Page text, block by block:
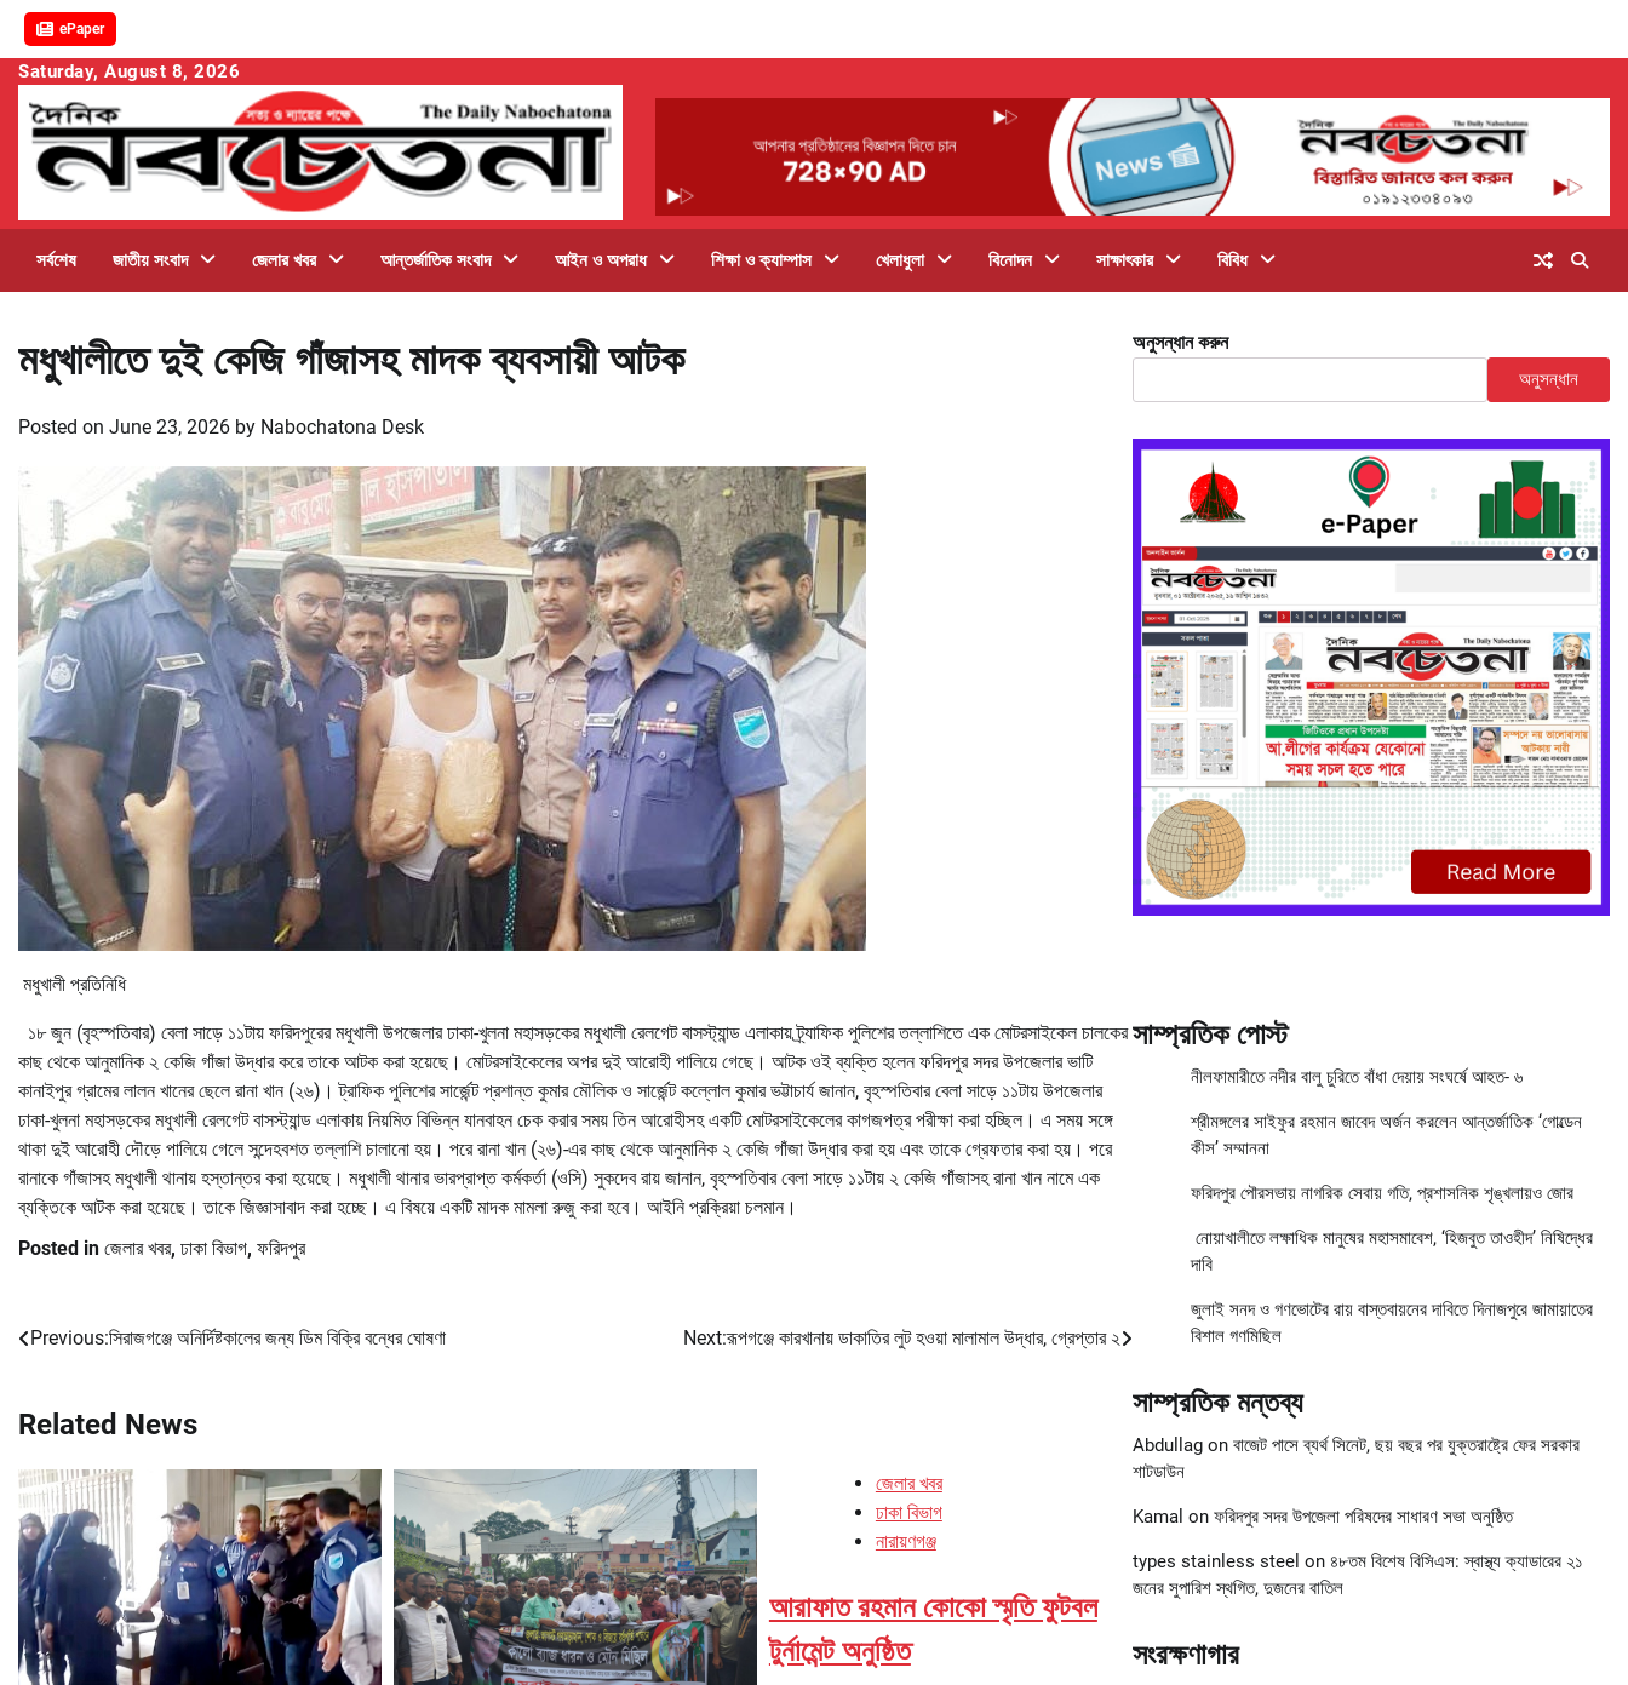
ePaper
Skip
content
Saturday, August 8, 2026
সর্বশেষ জাতীয় সংবাদ জেলার খবর আন্তর্জাতিক সংবাদ আইন ও অপরাধ শিক্ষা ও ক্যাম্পাস খেলাধুলা বিনোদন সাক্ষাৎকার বিবিধ
মধুখালীতে দুই কেজি গাঁজাসহ মাদক ব্যবসায়ী আটক
Posted on June 23, 2026 by Nabochatona Desk
মধুখালী প্রতিনিধি
১৮ জুন (বৃহস্পতিবার) বেলা সাড়ে ১১টায় ফরিদপুরের মধুখালী উপজেলার ঢাকা-খুলনা মহাসড়কের মধুখালী রেলগেট বাসস্ট্যান্ড এলাকায় ট্র্যাফিক পুলিশের তল্লাশিতে এক মোটরসাইকেল চালকের
কাছ থেকে আনুমানিক ২ কেজি গাঁজা উদ্ধার করে তাকে আটক করা হয়েছে। মোটরসাইকেলের অপর দুই আরোহী পালিয়ে গেছে। আটক ওই ব্যক্তি হলেন ফরিদপুর সদর উপজেলার ভাটি
কানাইপুর গ্রামের লালন খানের ছেলে রানা খান (২৬)। ট্রাফিক পুলিশের সার্জেন্ট প্রশান্ত কুমার মৌলিক ও সার্জেন্ট কল্লোল কুমার ভট্টাচার্য জানান, বৃহস্পতিবার বেলা সাড়ে ১১টায় উপজেলার
ঢাকা-খুলনা মহাসড়কের মধুখালী রেলগেট বাসস্ট্যান্ড এলাকায় নিয়মিত বিভিন্ন যানবাহন চেক করার সময় তিন আরোহীসহ একটি মোটরসাইকেলের কাগজপত্র পরীক্ষা করা হচ্ছিল। এ সময় সঙ্গে
থাকা দুই আরোহী দৌড়ে পালিয়ে গেলে সন্দেহবশত তল্লাশি চালানো হয়। পরে রানা খান (২৬)-এর কাছ থেকে আনুমানিক ২ কেজি গাঁজা উদ্ধার করা হয় এবং তাকে গ্রেফতার করা হয়। পরে
রানাকে গাঁজাসহ মধুখালী থানায় হস্তান্তর করা হয়েছে। মধুখালী থানার ভারপ্রাপ্ত কর্মকর্তা (ওসি) সুকদেব রায় জানান, বৃহস্পতিবার বেলা সাড়ে ১১টায় ২ কেজি গাঁজাসহ রানা খান নামে এক
ব্যক্তিকে আটক করা হয়েছে। তাকে জিজ্ঞাসাবাদ করা হচ্ছে। এ বিষয়ে একটি মাদক মামলা রুজু করা হবে। আইনি প্রক্রিয়া চলমান।
Posted in জেলার খবর, ঢাকা বিভাগ, ফরিদপুর
Post
Previous:সিরাজগঞ্জে অনির্দিষ্টকালের জন্য ডিম বিক্রি বন্ধের ঘোষণা Next:রূপগঞ্জে কারখানায় ডাকাতির লুট হওয়া মালামাল উদ্ধার, গ্রেপ্তার ২
Related News
জেলার খবর
ঢাকা বিভাগ
নারায়ণগঞ্জ
আরাফাত রহমান কোকো স্মৃতি ফুটবল
টুর্নামেন্ট অনুষ্ঠিত
অনুসন্ধান করুন
অনুসন্ধান
সাম্প্রতিক পোস্ট
নীলফামারীতে নদীর বালু চুরিতে বাঁধা দেয়ায় সংঘর্ষে আহত- ৬
শ্রীমঙ্গলের সাইফুর রহমান জাবেদ অর্জন করলেন আন্তর্জাতিক ‘গোল্ডেন
কীস’ সম্মাননা
ফরিদপুর পৌরসভায় নাগরিক সেবায় গতি, প্রশাসনিক শৃঙ্খলায়ও জোর
নোয়াখালীতে লক্ষাধিক মানুষের মহাসমাবেশ, ‘হিজবুত তাওহীদ’ নিষিদ্ধের
দাবি
জুলাই সনদ ও গণভোটের রায় বাস্তবায়নের দাবিতে দিনাজপুরে জামায়াতের
বিশাল গণমিছিল
সাম্প্রতিক মন্তব্য
Abdullagon বাজেট পাসে ব্যর্থ সিনেট, ছয় বছর পর যুক্তরাষ্ট্রে ফের সরকার
শাটডাউন
Kamal on ফরিদপুর সদর উপজেলা পরিষদের সাধারণ সভা অনুষ্ঠিত
types stainless steel on ৪৮তম বিশেষ বিসিএস: স্বাস্থ্য ক্যাডারের ২১
জনের সুপারিশ স্থগিত, দুজনের বাতিল
সংরক্ষণাগার